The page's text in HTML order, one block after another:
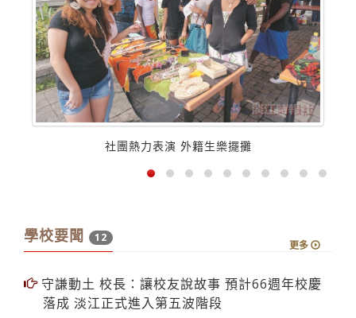
社團熱力表演 外籍生樂擺攤
學校要聞 12
更多
守謙動土 校長：讓校友說故事 預計66週年校慶
落成 淡江正式進入第五波階段